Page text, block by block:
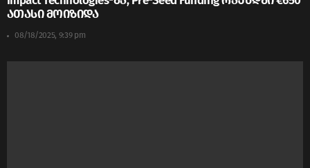
ათასი მოიზიდა
08/18/2025, 9:39 pm